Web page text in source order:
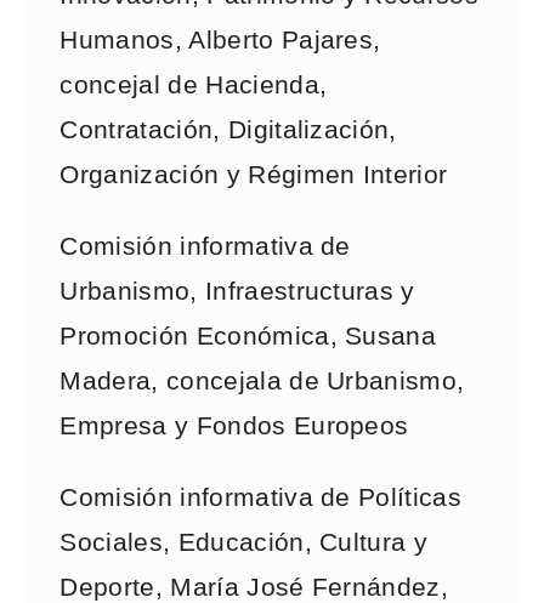
Humanos, Alberto Pajares,
concejal de Hacienda,
Contratación, Digitalización,
Organización y Régimen Interior
Comisión informativa de
Urbanismo, Infraestructuras y
Promoción Económica, Susana
Madera, concejala de Urbanismo,
Empresa y Fondos Europeos
Comisión informativa de Políticas
Sociales, Educación, Cultura y
Deporte, María José Fernández,